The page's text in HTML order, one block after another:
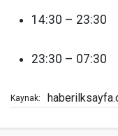
14:30 – 23:30
23:30 – 07:30
Kaynak: